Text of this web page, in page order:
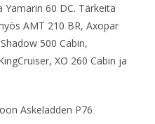
60 DC. Tärkeitä
AMT 210 BR, Axopar
500 Cabin,
XO 260 Cabin ja
Askeladden P76